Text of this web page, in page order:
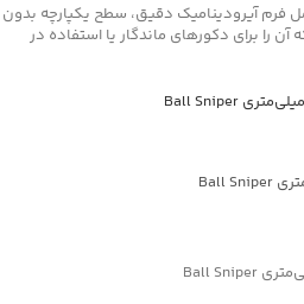
آیرودینامیک دقیق، سطح یکپارچه بدون
را برای دکورهای ماندگار یا استفاده در